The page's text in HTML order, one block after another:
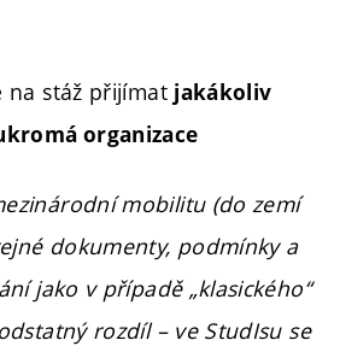
na stáž přijímat jakákoliv
organizace
mobilitu (do zemí
dokumenty, podmínky a
jako v případě „klasického“
rozdíl – ve StudIsu se